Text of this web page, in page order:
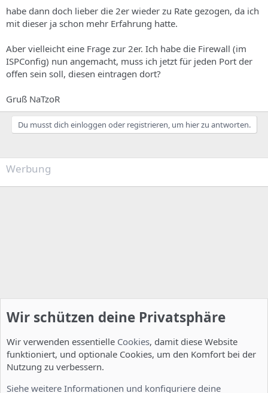
habe dann doch lieber die 2er wieder zu Rate gezogen, da ich
mit dieser ja schon mehr Erfahrung hatte.
Aber vielleicht eine Frage zur 2er. Ich habe die Firewall (im
ISPConfig) nun angemacht, muss ich jetzt für jeden Port der
offen sein soll, diesen eintragen dort?
Gruß NaTzoR
Du musst dich einloggen oder registrieren, um hier zu antworten.
Werbung
Wir schützen deine Privatsphäre
Wir verwenden essentielle Cookies, damit diese Website
funktioniert, und optionale Cookies, um den Komfort bei der
Nutzung zu verbessern.
Siehe weitere Informationen und konfiguriere deine